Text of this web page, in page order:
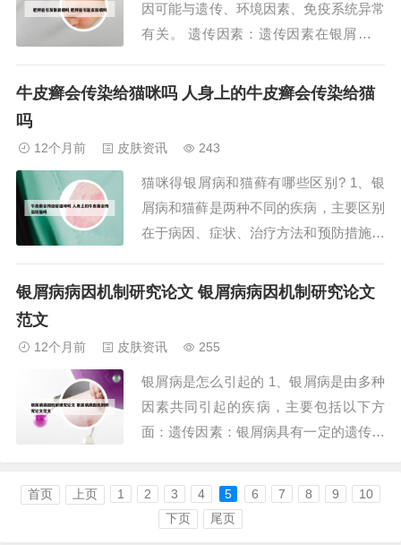
疫系统的激活...
因可能与遗传、环境因素、免疫系统异常
有关。 遗传因素：遗传因素在银屑病的
患者的人群，其患病风险明显高于一般人
肤病的发病原因主要包括以下几点：遗传
因素：遗传...
牛皮癣会传染给猫咪吗 人身上的牛皮癣会传染给猫
吗
12个月前 皮肤资讯 243
猫咪得银屑病和猫藓有哪些区别? 1、银
屑病和猫藓是两种不同的疾病，主要区别
在于病因、症状、治疗方法和预防措施。
免疫介导的慢性炎症性皮肤疾病，其确切
菌性皮肤病）是由真菌感染引起的，通常
是由...
银屑病病因机制研究论文 银屑病病因机制研究论文
范文
12个月前 皮肤资讯 255
银屑病是怎么引起的 1、银屑病是由多种
因素共同引起的疾病，主要包括以下方
面：遗传因素：银屑病具有一定的遗传倾
高。外界环境因素：外界环境中的一些不
良因素，如污染、化学物质等，可能诱发
或加重银屑病。上呼吸道感染：上呼吸道
首页 上页 1 2 3 4 5 6 7 8 9
10
下页
尾页